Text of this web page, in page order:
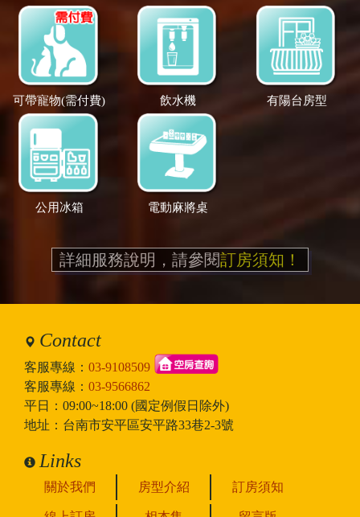
可帶寵物(需付費) 飲水機 有陽台房型
公用冰箱 電動麻將桌
詳細服務說明，請參閱訂房須知！
Contact
客服專線： 03-9108509
客服專線： 03-9566862
平日：09:00~18:00 (國定例假日除外)
地址：台南市安平區安平路33巷2-3號
Links
關於我們 房型介紹 訂房須知